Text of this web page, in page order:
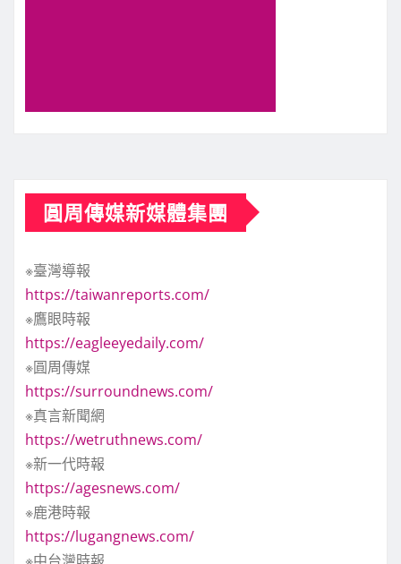
圓周傳媒新媒體集團
※臺灣導報
https://taiwanreports.com/
※鷹眼時報
https://eagleeyedaily.com/
※圓周傳媒
https://surroundnews.com/
※真言新聞網
https://wetruthnews.com/
※新一代時報
https://agesnews.com/
※鹿港時報
https://lugangnews.com/